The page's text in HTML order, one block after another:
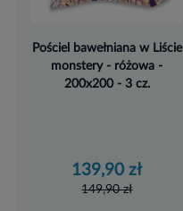
Pościel bawełniana w Liście
monstery - różowa -
200x200 - 3 cz.
139,90 zł
149,90 zł